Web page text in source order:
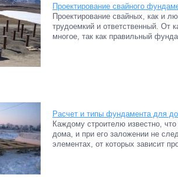
Проектирование свайного
Проектирование свайных, как и
трудоемкий и ответственный. От
многое, так как правильный
Расчет и типы фундамента для
Каждому строителю известно,
дома, и при его заложении не
элементах, от которых зависит